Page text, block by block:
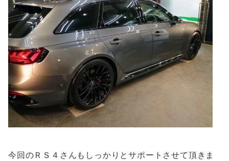
今回のＲＳ４さんもしっかりとサポートさせて頂きま